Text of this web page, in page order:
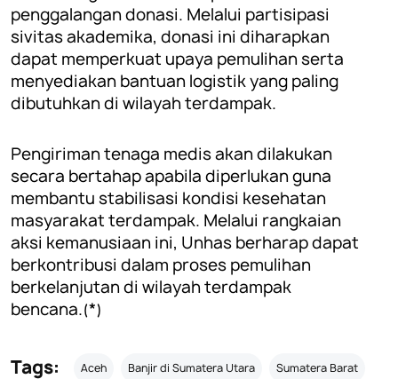
penggalangan donasi. Melalui partisipasi
sivitas akademika, donasi ini diharapkan
dapat memperkuat upaya pemulihan serta
menyediakan bantuan logistik yang paling
dibutuhkan di wilayah terdampak.
Pengiriman tenaga medis akan dilakukan
secara bertahap apabila diperlukan guna
membantu stabilisasi kondisi kesehatan
masyarakat terdampak. Melalui rangkaian
aksi kemanusiaan ini, Unhas berharap dapat
berkontribusi dalam proses pemulihan
berkelanjutan di wilayah terdampak
bencana.(*)
Tags: Aceh Banjir di Sumatera Utara Sumatera Barat